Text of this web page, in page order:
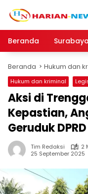
Beranda
Surabaya
Beranda Hukum dan
Hukum dan kriminal
Aksi di
Kepastian,
Geruduk DPRD
Tim Redaksi
2
25 September 2025